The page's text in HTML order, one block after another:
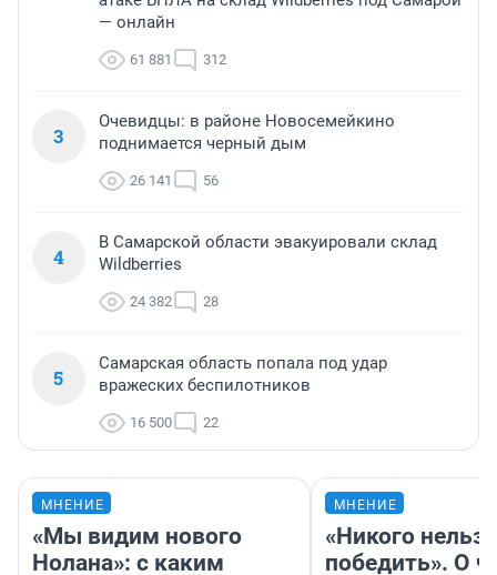
— онлайн
61 881 312
3
Очевидцы: в районе Новосемейкино
поднимается черный дым
26 141 56
4
В Самарской области эвакуировали склад
Wildberries
24 382 28
5
Самарская область попала под удар
вражеских беспилотников
16 500 22
МНЕНИЕ
«Мы видим нового
Нолана»: с каким
МНЕНИЕ
«Никого нельзя
победить». О